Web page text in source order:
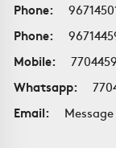
Phone:
Phone:
Mobile:
Whatsapp:
Email:
Message